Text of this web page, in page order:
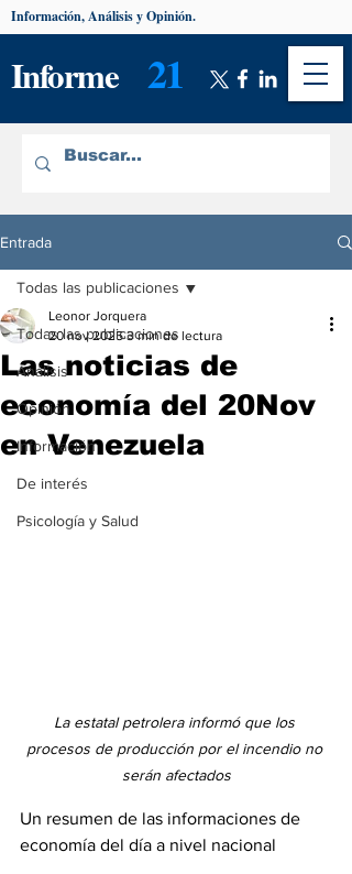
Informe 21
Información, Análisis y Opinión.
Entrada
Todas las publicaciones
Análisis
Opinión
Información
De interés
Psicología y Salud
Todas las publicaciones
Las noticias de
economía del 20Nov
en Venezuela
Leonor Jorquera
20 nov 2025 3 min de lectura
La estatal petrolera informó que los
procesos de producción por el incendio no
serán afectados
Un resumen de las informaciones de
economía del día a nivel nacional